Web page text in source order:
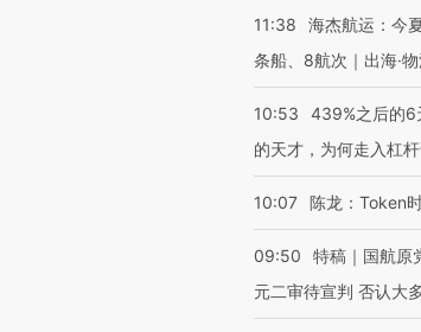
11:38
海杰航运：今
条船、8航次｜出海·
10:53
439%之后的6
的天才，为何走入杠
10:07 陈龙：Token
09:50
特稿｜国航原
元二审待宣判 否认大